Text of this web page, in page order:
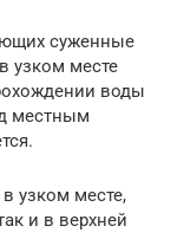
суженные
узком месте
воды
местным
узком месте,
и в верхней